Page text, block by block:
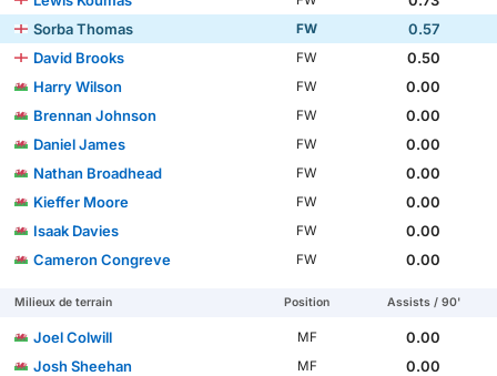
Sorba Thomas
FW
0.57
David Brooks
FW
0.50
Harry Wilson
FW
0.00
Brennan Johnson
FW
0.00
Daniel James
FW
0.00
Nathan Broadhead
FW
0.00
Kieffer Moore
FW
0.00
Isaak Davies
FW
0.00
Cameron Congreve
FW 0.00
Milieux de terrain Position Assists / 90'
Joel Colwill MF
0.00
Josh Sheehan
MF
0.00